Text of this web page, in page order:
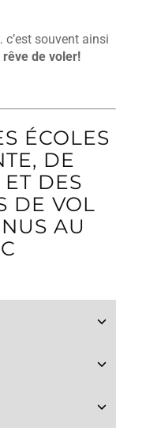
souvent ainsi
rêve de voler!
ÉCOLES
DE
DES
DE VOL
AU